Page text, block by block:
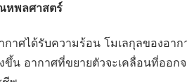
หพลศาสตร์
กาศได้รับความร้อน โมเลกุลของอา
ขึ้น อากาศที่ขยายตัวจะเคลื่อนที่ออ